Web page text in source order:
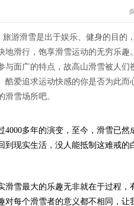
旅游滑雪是出于娱乐、健身的目的
地滑行，饱享滑雪运动的无穷乐
与面广的特点，故高山滑雪被人
酷爱追求运动快感的你是否为此
滑雪场所吧。
多年的演变，至今，滑雪已然
到现实生活，没人能抵制这难戒
雪最大的乐趣无非就在于过程，
对每个滑雪者的意义都不相同，